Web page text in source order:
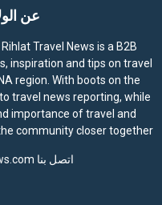
عن
Travel News is a B2B
inspiration and tips on travel
region. With boots on the
travel news reporting, while
importance of travel and
community closer together.
اتصل بنا